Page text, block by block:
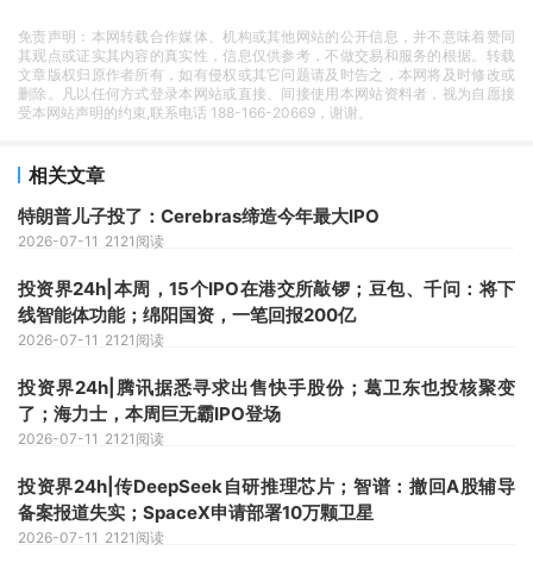
免责声明：本网转载合作媒体、机构或其他网站的公开信息，并不意味着赞同
其观点或证实其内容的真实性，信息仅供参考，不做交易和服务的根据。转载
文章版权归原作者所有，如有侵权或其它问题请及时告之，本网将及时修改或
删除。凡以任何方式登录本网站或直接、间接使用本网站资料者，视为自愿接
受本网站声明的约束,联系电话 188-166-20669，谢谢。
相关文章
特朗普儿子投了：Cerebras缔造今年最大IPO
2026-07-11 2121阅读
投资界24h|本周，15个IPO在港交所敲锣；豆包、千问：将下
线智能体功能；绵阳国资，一笔回报200亿
2026-07-11 2121阅读
投资界24h|腾讯据悉寻求出售快手股份；葛卫东也投核聚变
了；海力士，本周巨无霸IPO登场
2026-07-11 2121阅读
投资界24h|传DeepSeek自研推理芯片；智谱：撤回A股辅导
备案报道失实；SpaceX申请部署10万颗卫星
2026-07-11 2121阅读